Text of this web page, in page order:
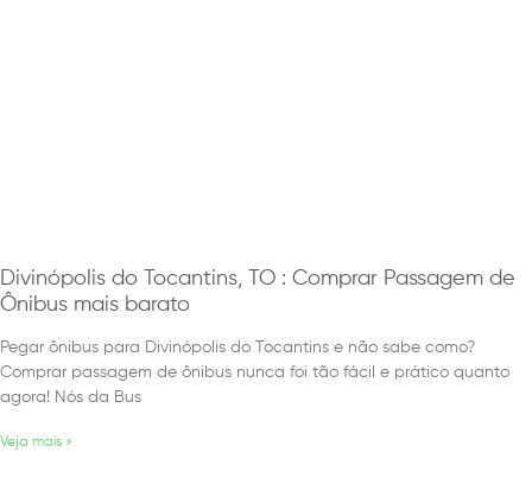
Divinópolis do Tocantins, TO : Comprar Passagem de
Ônibus mais barato
Pegar ônibus para Divinópolis do Tocantins e não sabe como?
Comprar passagem de ônibus nunca foi tão fácil e prático quanto
agora! Nós da Bus
Veja mais »